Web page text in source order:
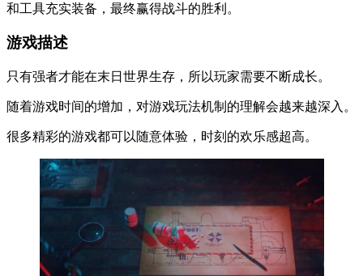
和工具充实装备，最终赢得战斗的胜利。
游戏描述
只有强者才能在末日世界生存，所以玩家需要不断成长。
随着游戏时间的增加，对游戏玩法机制的理解会越来越深入。
很多精彩的游戏都可以随意体验，时刻的欢乐感超高。